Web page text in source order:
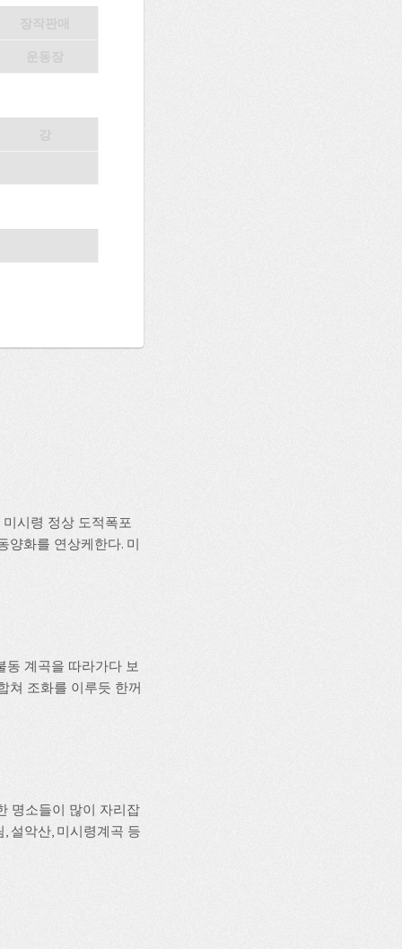
시령 정상 도적폭포
양화를 연상케한다. 미
동 계곡을 따라가다 보
쳐 조화를 이루듯 한꺼
명소들이 많이 자리잡
설악산, 미시령계곡 등